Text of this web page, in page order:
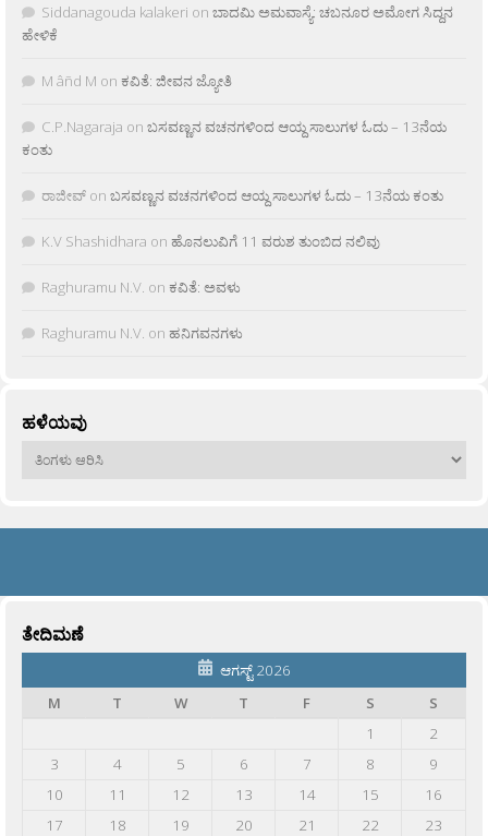
Siddanagouda kalakeri on ಬಾದಮಿ ಅಮವಾಸ್ಯೆ: ಚಬನೂರ ಅಮೋಗ ಸಿದ್ದನ
ಹೇಳಿಕೆ
M âñd M on ಕವಿತೆ: ಜೀವನ ಜ್ಯೋತಿ
C.P.Nagaraja on ಬಸವಣ್ಣನ ವಚನಗಳಿಂದ ಆಯ್ದ ಸಾಲುಗಳ ಓದು – 13ನೆಯ
ಕಂತು
ರಾಜೀವ್ on ಬಸವಣ್ಣನ ವಚನಗಳಿಂದ ಆಯ್ದ ಸಾಲುಗಳ ಓದು – 13ನೆಯ ಕಂತು
K.V Shashidhara on ಹೊನಲುವಿಗೆ 11 ವರುಶ ತುಂಬಿದ ನಲಿವು
Raghuramu N.V. on ಕವಿತೆ: ಅವಳು
Raghuramu N.V. on ಹನಿಗವನಗಳು
ಹಳೆಯವು
ಹಳೆಯವು
ತೇದಿಮಣೆ
ಆಗಸ್ಟ್ 2026
M
T W T F S
S
1
2
3
4 5 6 7 8
9
10
11 12 13 14 15
16
17
18 19 20 21 22
23